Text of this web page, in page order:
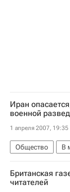
Иран
военной
1 апреля 2007, 19:35
Общество
В
Британская
читателей